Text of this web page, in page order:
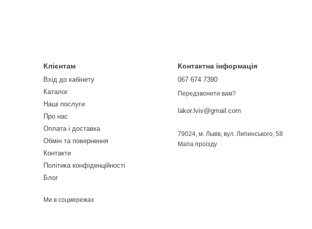
Клієнтам
Вхід до кабінету
Каталог
Наші послуги
Про нас
Оплата і доставка
Обмін та повернення
Контакти
Політика конфіденційності
Блог
Ми в соцмережах
Контактна інформація
067 674 7390
Передзвонити вам?
lakor.lviv@gmail.com
79024, м. Львів, вул. Липинського, 58
Мапа проїзду